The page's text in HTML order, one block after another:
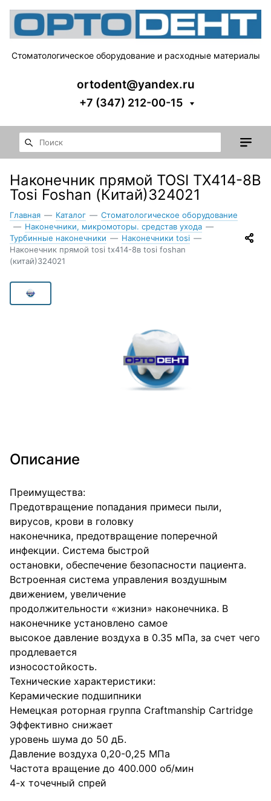
Стоматологическое оборудование и расходные материалы
ortodent@yandex.ru
+7 (347) 212-00-15
Наконечник прямой TOSI TX414-8В
Tosi Foshan (Китай)324021
Главная — Каталог — Стоматологическое оборудование
— Наконечники, микромоторы. средстав ухода —
Турбинные наконечники — Наконечники tosi —
Наконечник прямой tosi tx414-8в tosi foshan
(китай)324021
Описание
Преимущества:
Предотвращение попадания примеси пыли,
вирусов, крови в головку
наконечника, предотвращение поперечной
инфекции. Система быстрой
остановки, обеспечение безопасности пациента.
Встроенная система управления воздушным
движением, увеличение
продолжительности «жизни» наконечника. В
наконечнике установлено самое
высокое давление воздуха в 0.35 мПа, за счет чего
продлевается
износостойкость.
Технические характеристики:
Керамические подшипники
Немецкая роторная группа Craftmanship Cartridge
Эффективно снижает
уровень шума до 50 дБ.
Давление воздуха 0,20-0,25 МПа
Частота вращение до 400.000 об/мин
4-х точечный спрей